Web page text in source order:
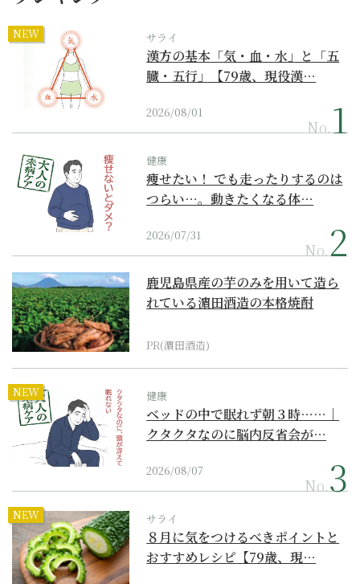
NEW サライ
漢方の基本「気・血・水」と「五
臓・五行」【79歳、現役漢…
2026/08/01
No.
健康
痩せたい！ でも走ったりするのは
つらい…。動きたくなる体…
2026/07/31
No.
鹿児島県産の芋のみを用いて造ら
れている濵田酒造の本格焼酎
PR(濵田酒造)
NEW 健康
ベッドの中で眠れず朝３時……｜
クタクタなのに脳内反省会が…
2026/08/07
No.
NEW サライ
８月に気をつけるべきポイントと
おすすめレシピ【79歳、現…